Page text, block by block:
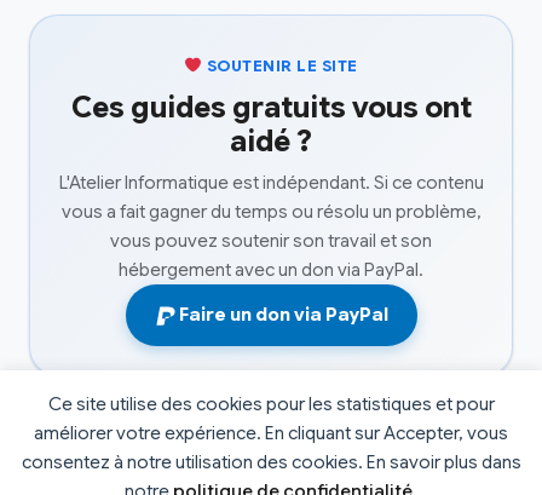
Ce site utilise des cookies pour les statistiques et pour
améliorer votre expérience. En cliquant sur Accepter, vous
consentez à notre utilisation des cookies. En savoir plus dans
SOUTENIR LE SITE
Ces guides gratuits vous ont
aidé ?
L'Atelier Informatique est indépendant. Si ce contenu
vous a fait gagner du temps ou résolu un problème,
vous pouvez soutenir son travail et son
hébergement avec un don via PayPal.
Faire un don via PayPal
© 2026 L'atelier informatique. Tous droits réservés. |